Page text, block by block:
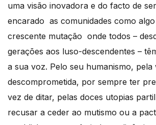
uma visão inovadora e do facto de
encarado as comunidades como
crescente mutação onde todos –
gerações aos luso-descendentes –
a sua voz. Pelo seu humanismo, pela
descomprometida, por sempre ter
vez de ditar, pelas doces utopias
recusar a ceder ao mutismo ou a